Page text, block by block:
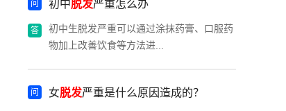
初中脱发严重怎么办
初中生脱发严重可以通过涂抹药膏、口服药
物加上改善饮食等方法进...
女脱发严重是什么原因造成的？